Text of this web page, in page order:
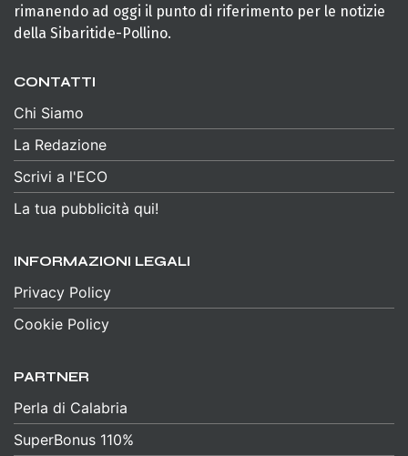
rimanendo ad oggi il punto di riferimento per le notizie
della Sibaritide-Pollino.
CONTATTI
Chi Siamo
La Redazione
Scrivi a l'ECO
La tua pubblicità qui!
INFORMAZIONI LEGALI
Privacy Policy
Cookie Policy
PARTNER
Perla di Calabria
SuperBonus 110%